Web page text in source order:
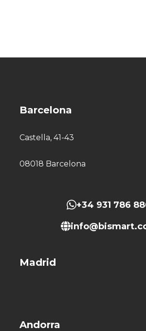
Barcelona
Castella, 41-43
08018 Barcelona
+34 931 786
Madrid
Andorra